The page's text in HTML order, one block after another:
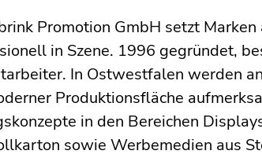
Promotion GmbH setzt
in Szene. 1996 gegründet,
In Ostwestfalen werden
Produktionsfläche
in den Bereichen
sowie Werbemedien aus